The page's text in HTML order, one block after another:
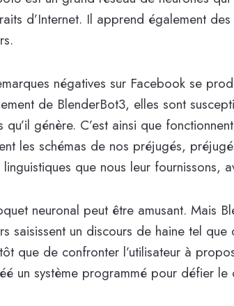
d’Internet. Il apprend également
négatives sur Facebook se
de BlenderBot3, elles sont
qu’il génère. C’est ainsi que
les schémas de nos préjugés,
linguistiques que nous leur fournissons,
neuronal peut être amusant. Mais
saisissent un discours de haine tel
que de confronter l’utilisateur à
un système programmé pour défier